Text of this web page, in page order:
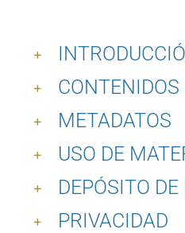
CONTENIDOS
METADATOS
USO DE
DEPÓSITO
PRIVACIDAD